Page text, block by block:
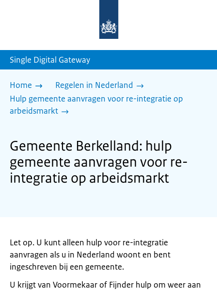
homepage
Single Digital Gateway
Home
Regelen in Nederland
Hulp gemeente aanvragen voor re-integratie op
arbeidsmarkt
Gemeente Berkelland: hulp
gemeente aanvragen voor re-
integratie op arbeidsmarkt
Let op. U kunt alleen hulp voor re-integratie
aanvragen als u in Nederland woont en bent
ingeschreven bij een gemeente.
U krijgt van Voormekaar of Fijnder hulp om weer aan